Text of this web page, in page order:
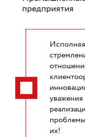
предприятия
их!